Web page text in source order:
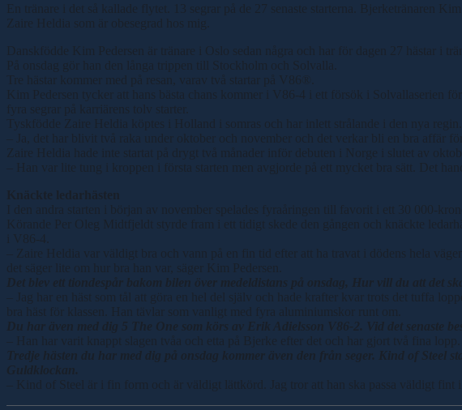
En tränare i det så kallade flytet. 13 segrar på de 27 senaste starterna. Bjerketränaren
Zaire Heldia som är obesegrad hos mig.
Danskfödde Kim Pedersen är tränare i Oslo sedan några och har för dagen 27 hästar i
På onsdag gör han den långa trippen till Stockholm och Solvalla.
Tre hästar kommer med på resan, varav två startar på V86®.
Kim Pedersen tycker att hans bästa chans kommer i V86-4 i ett försök i Solvallaserien
fyra segrar på karriärens tolv starter.
Tyskfödde Zaire Heldia köptes i Holland i somras och har inlett strålande i den nya regin.
– Ja, det har blivit två raka under oktober och november och det verkar bli en bra affär
Zaire Heldia hade inte startat på drygt två månader inför debuten i Norge i slutet av
– Han var lite tung i kroppen i första starten men avgjorde på ett mycket bra sätt. Det
Knäckte ledarhästen
I den andra starten i början av november spelades fyraåringen till favorit i ett 30 000-
Körande Per Oleg Midtfjeldt styrde fram i ett tidigt skede den gången och knäckte
i V86-4.
– Zaire Heldia var väldigt bra och vann på en fin tid efter att ha travat i dödens hela
det säger lite om hur bra han var, säger Kim Pedersen.
Det blev ett tiondespår bakom bilen över medeldistans på onsdag, Hur vill du att det
– Jag har en häst som tål att göra en hel del själv och hade krafter kvar trots det tuffa
bra häst för klassen. Han tävlar som vanligt med fyra aluminiumskor runt om.
Du har även med dig 5 The One som körs av Erik Adielsson V86-2. Vid det senaste
– Han har varit knappt slagen tvåa och etta på Bjerke efter det och har gjort två fina
Tredje hästen du har med dig på onsdag kommer även den från seger. Kind of
Guldklockan.
– Kind of Steel är
i fin form och är väldigt lättkörd. Jag tror att han ska passa väldigt